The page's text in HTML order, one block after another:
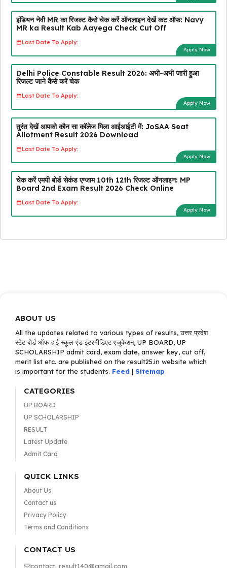
इंडियन नेवी MR का रिजल्ट कैसे चेक करें ऑनलाइन देखें कट ऑफ: Navy
MR ka Result Kab Aayega Check Cut Off
Last Date To Apply:
Apply Now
Delhi Police Constable Result 2026: अभी-अभी जारी हुआ
रिजल्ट जाने कैसे करें चेक
Last Date To Apply:
Apply Now
तुरंत देखें आपको कौन सा कॉलेज मिला आईआईटी में: JoSAA Seat
Allotment Result 2026 Download
Last Date To Apply:
Apply Now
चेक करें एमपी बोर्ड सेकंड एग्जाम 10th 12th रिजल्ट ऑनलाइन: MP
Board 2nd Exam Result 2026 Check Online
Last Date To Apply:
Apply Now
ABOUT US
All the updates related to various types of results, उत्तर प्रदेश
स्टेट बोर्ड ऑफ हाई स्कूल एंड इंटरमीडिएट एजुकेशन, UP BOARD, UP
SCHOLARSHIP admit card, exam date, answer key, cut off,
merit list etc. are published on the result25.in website which
is important for the students. Feed | Sitemap
CATEGORIES
UP BOARD
UP SCHOLARSHIP
RESULT
Latest Update
Admit Card
QUICK LINKS
About Us
Contact us
Privacy Policy
Terms and Conditions
CONTACT US
contact: result140@gmail.com